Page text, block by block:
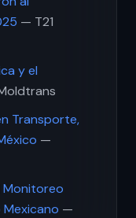
— T21
y el
Transporte,
—
Monitoreo
—